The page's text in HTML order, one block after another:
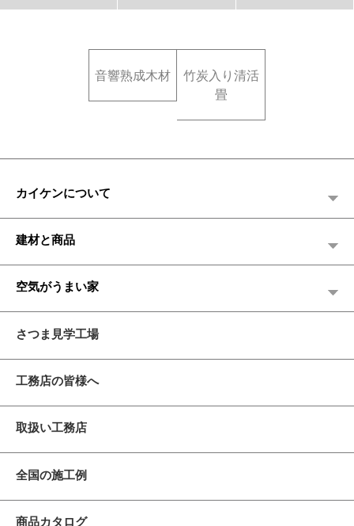
音響熟成木材
竹炭入り清活
畳
カイケンについて
建材と商品
空気がうまい家
さつま見学工場
工務店の皆様へ
取扱い工務店
全国の施工例
商品カタログ